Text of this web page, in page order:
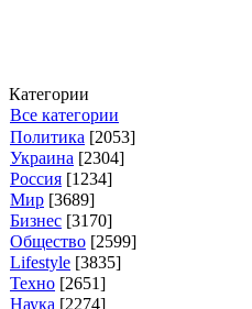
Категории
Все категории
Политика [2053]
Украина [2304]
Россия [1234]
Мир [3689]
Бизнес [3170]
Общество [2599]
Lifestyle [3835]
Техно [2651]
Наука [2274]